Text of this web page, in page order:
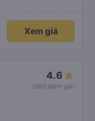
Xem giá
4.6
(693 đánh giá)